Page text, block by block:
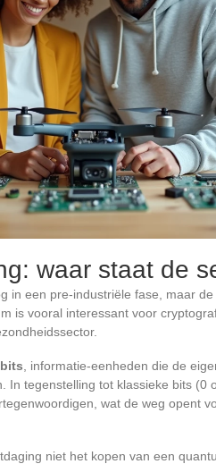
waar staat de
in een pre-industriële fase, maar
is vooral interessant voor
, informatie-eenheden die de
In tegenstelling tot klassieke bits (0
wat de weg opent
niet het kopen van een